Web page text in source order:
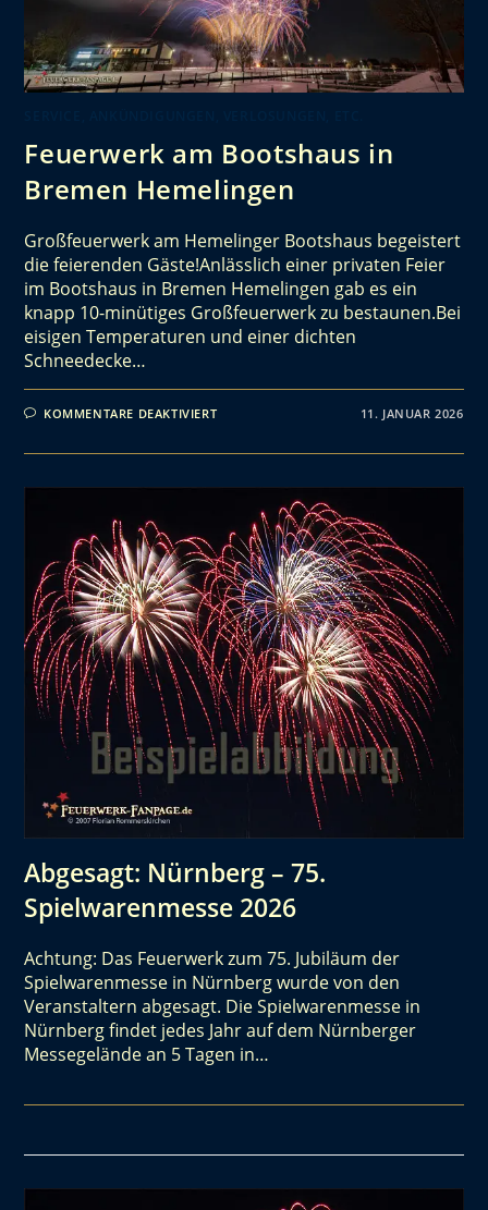
Feuerwerk am Bootshaus in
Bremen Hemelingen
Großfeuerwerk am Hemelinger Bootshaus begeistert
die feierenden Gäste!Anlässlich einer privaten Feier
im Bootshaus in Bremen Hemelingen gab es ein
knapp 10-minütiges Großfeuerwerk zu bestaunen.Bei
eisigen Temperaturen und einer dichten
Schneedecke…
KOMMENTARE DEAKTIVIERT 11. JANUAR 2026
Abgesagt: Nürnberg – 75.
Spielwarenmesse 2026
Achtung: Das Feuerwerk zum 75. Jubiläum der
Spielwarenmesse in Nürnberg wurde von den
Veranstaltern abgesagt. Die Spielwarenmesse in
Nürnberg findet jedes Jahr auf dem Nürnberger
Messegelände an 5 Tagen in…